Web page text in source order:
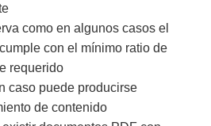
como en algunos casos el
con el mínimo ratio de
requerido
caso puede producirse
de contenido